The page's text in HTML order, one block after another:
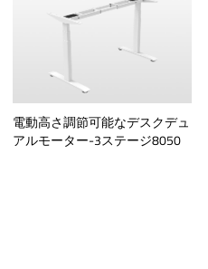
電動高さ調節可能なデスクデュ
アルモーター-3ステージ8050